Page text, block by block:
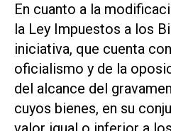
En cuanto a la
la Ley Impuestos a los
iniciativa, que cuenta
oficialismo y de la
del alcance del
cuyos bienes, en su